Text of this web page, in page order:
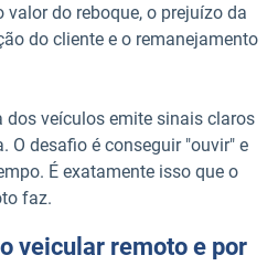
valor do reboque, o prejuízo da
do cliente e o remanejamento
dos veículos emite sinais claros
O desafio é conseguir "ouvir" e
É exatamente isso que o
faz.
veicular remoto e por